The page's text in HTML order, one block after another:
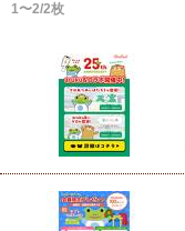
1〜2/2枚